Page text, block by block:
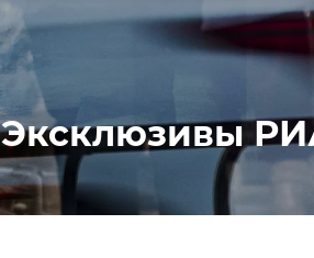
Эксклюзивы